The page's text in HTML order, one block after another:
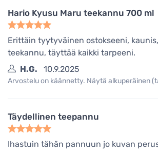
Hario Kyusu Maru teekannu 700 ml
Erittäin tyytyväinen ostokseeni,
teekannu, täyttää kaikki tarpeeni.
H.G.
10.9.2025
Arvostelu on käännetty. Näytä alkuperäinen
Täydellinen teepannu
Ihastuin tähän pannuun jo kuvan